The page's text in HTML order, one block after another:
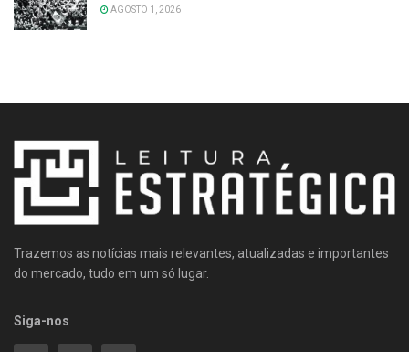
AGOSTO 1, 2026
Trazemos as notícias mais relevantes, atualizadas e importantes
do mercado, tudo em um só lugar.
Siga-nos